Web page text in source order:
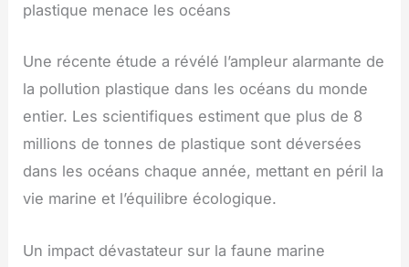
plastique menace les océans
Une récente étude a révélé l’ampleur alarmante de
la pollution plastique dans les océans du monde
entier. Les scientifiques estiment que plus de 8
millions de tonnes de plastique sont déversées
dans les océans chaque année, mettant en péril la
vie marine et l’équilibre écologique.
Un impact dévastateur sur la faune marine